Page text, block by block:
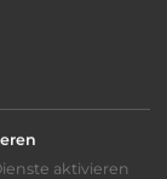
aktivieren